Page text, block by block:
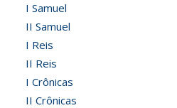
I Samuel
II Samuel
I Reis
II Reis
I Crônicas
II Crônicas